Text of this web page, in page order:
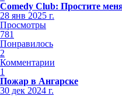
Comedy Club: Простите
28 янв 2025 г.
Просмотры
781
Понравилось
2
Комментарии
1
Пожар в Ангарске
30 дек 2024 г.